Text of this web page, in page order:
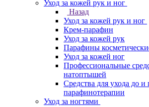
Уход за кожей рук и ног
Назад
Уход за кожей рук и ног
Крем-парафин
Уход за кожей рук
Парафины
Уход за кожей ног
Профессиональные
натоптышей
Средства для ухода до и
парафинотерапии
Уход за ногтями